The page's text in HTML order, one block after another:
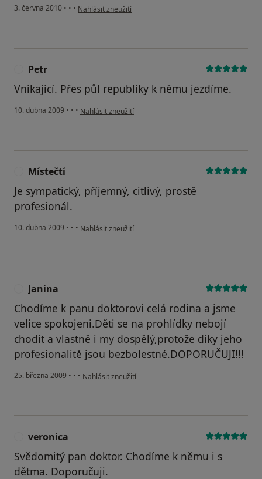
3. června 2010 • • • podle názoru uživatele Váš účet byl odstraněn
Nahlásit zneužití
Petr
Vnikajicí. Přes půl republiky k němu jezdíme.
10. dubna 2009 • • • podle názoru uživatele Petr
Nahlásit zneužití
Místečtí
Je sympatický, příjemný, citlivý, prostě
profesionál.
10. dubna 2009 • • • podle názoru uživatele Místečtí
Nahlásit zneužití
Janina
Chodíme k panu doktorovi celá rodina a jsme
velice spokojeni.Děti se na prohlídky nebojí
chodit a vlastně i my dospělý,protože díky jeho
profesionalitě jsou bezbolestné.DOPORUČUJI!!!
25. března 2009 • • • podle názoru uživatele Janina
Nahlásit zneužití
veronica
Svědomitý pan doktor. Chodíme k němu i s
dětma. Doporučuji.